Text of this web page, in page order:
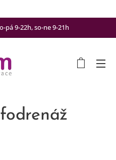
pá 9-22h, so-ne 9-21h